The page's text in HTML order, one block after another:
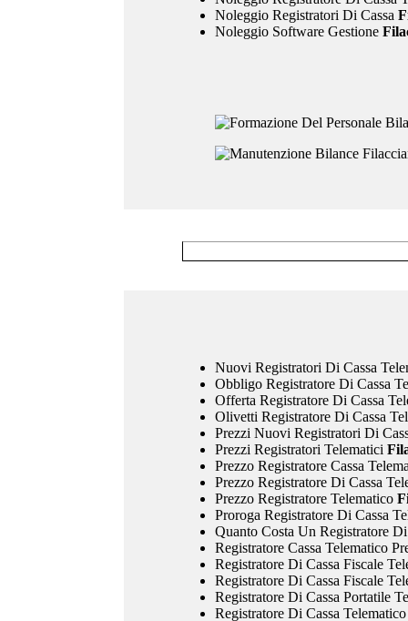
Noleggio Registratori Di Cassa
Noleggio Software Gestione
Nuovi Registratori Di Cassa
Obbligo Registratore Di Cassa
Offerta Registratore Di Cassa
Olivetti Registratore Di Cassa
Prezzi Nuovi Registratori Di
Prezzi Registratori Telematici
Prezzo Registratore Cassa
Prezzo Registratore Di Cassa
Prezzo Registratore Telematico
Proroga Registratore Di Cassa
Quanto Costa Un Registratore
Registratore Cassa Telematico
Registratore Di Cassa Fiscale
Registratore Di Cassa Fiscale
Registratore Di Cassa Portatile
Registratore Di Cassa Telematico